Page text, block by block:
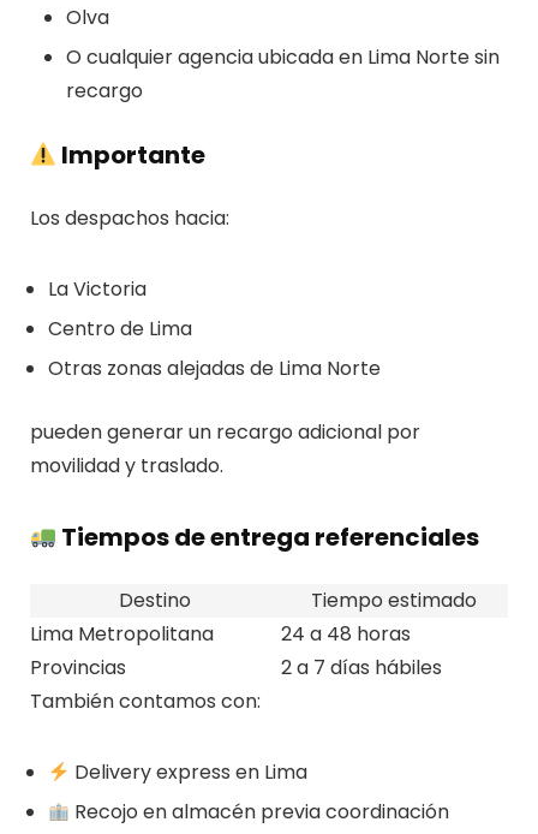
Olva
O cualquier agencia ubicada en Lima Norte sin
recargo
Importante
Los despachos hacia:
La Victoria
Centro de Lima
Otras zonas alejadas de Lima Norte
pueden generar un recargo adicional por
movilidad y traslado.
Tiempos de entrega referenciales
Destino
Tiempo estimado
Lima Metropolitana
24 a 48 horas
Provincias
2 a 7 días hábiles
También contamos con:
Delivery express en Lima
Recojo en almacén previa coordinación